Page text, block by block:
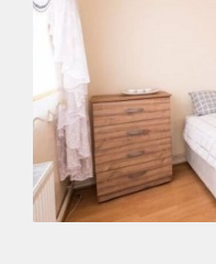
Inkomen eis
N.V.T.
Huurtermijn
Onbepaalde termijn
Oplevering
Gestoffeerd